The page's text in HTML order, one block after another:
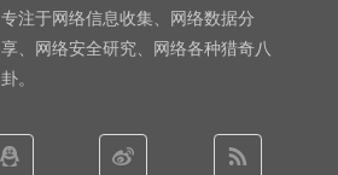
专注于网络信息收集、网络数据分
享、网络安全研究、网络各种猎奇八
卦。